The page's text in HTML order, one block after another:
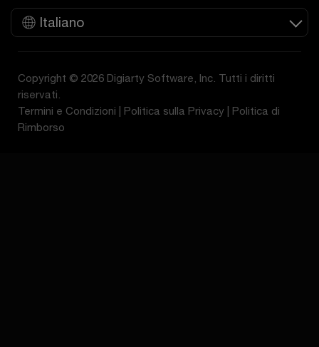
Italiano
Copyright © 2026 Digiarty Software, Inc. Tutti i diritti
riservati.
Termini e Condizioni
Politica sulla Privacy
Politica di
Rimborso